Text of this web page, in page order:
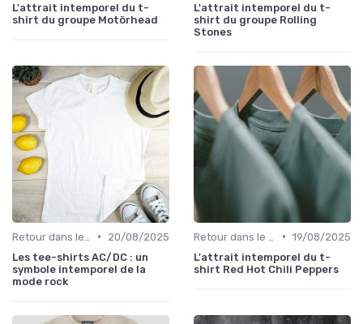
L'attrait intemporel du t-
shirt du groupe Motörhead
L'attrait intemporel du t-
shirt du groupe Rolling
Stones
•
20/08/2025
Les tee-shirts AC/DC : un
symbole intemporel de la
mode rock
• 19/08/2025
L'attrait intemporel du t-
shirt Red Hot Chili Peppers